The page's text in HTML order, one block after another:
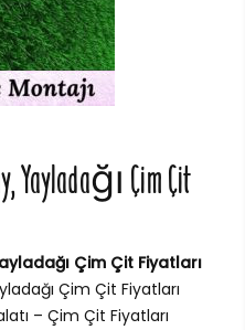
Yayladağı Çim Çit
Çim Çit Fiyatları
Çim Çit Fiyatları
– Çim Çit Fiyatları